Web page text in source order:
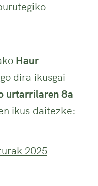
Haur
dira ikusgai
urtarrilaren 8a
ikus daitezke: